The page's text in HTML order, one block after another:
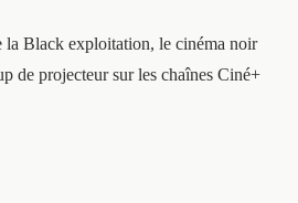
la Black exploitation, le cinéma noir
de projecteur sur les chaînes Ciné+